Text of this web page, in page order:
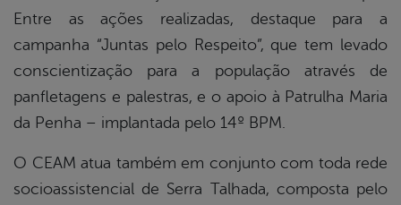
Entre as ações realizadas, destaque para a
campanha “Juntas pelo Respeito”, que tem levado
conscientização para a população através de
panfletagens e palestras, e o apoio à Patrulha Maria
da Penha – implantada pelo 14º BPM.
O CEAM atua também em conjunto com toda rede
socioassistencial de Serra Talhada, composta pelo